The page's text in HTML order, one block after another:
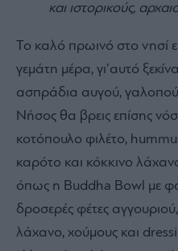
και ιστορικούς,
Το καλό πρωινό στο νησί
γεμάτη μέρα, γι’αυτό
ασπράδια αυγού,
Nήσος θα βρεις επίσης
κοτόπουλο φιλέτο,
καρότο και κόκκινο
όπως η Buddha Bowl με
δροσερές φέτες
λάχανο, χούμους και